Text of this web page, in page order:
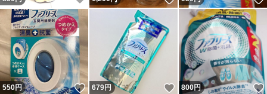
550円 いいね！
679円 いいね！
800円